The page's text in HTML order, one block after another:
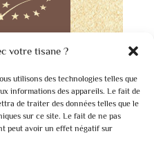
votre tisane ?
utilisons des technologies telles que
informations des appareils. Le fait de
de traiter des données telles que le
sur ce site. Le fait de ne pas
peut avoir un effet négatif sur